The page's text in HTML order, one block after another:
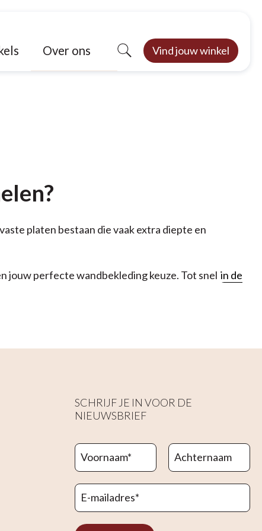
Over ons Vind jouw winkel
platen bestaan die vaak extra diepte en
jouw perfecte wandbekleding keuze. Tot snel in de
SCHRIJF JE IN VOOR DE
NIEUWSBRIEF
Voornaam* Achternaam
E-mailadres*